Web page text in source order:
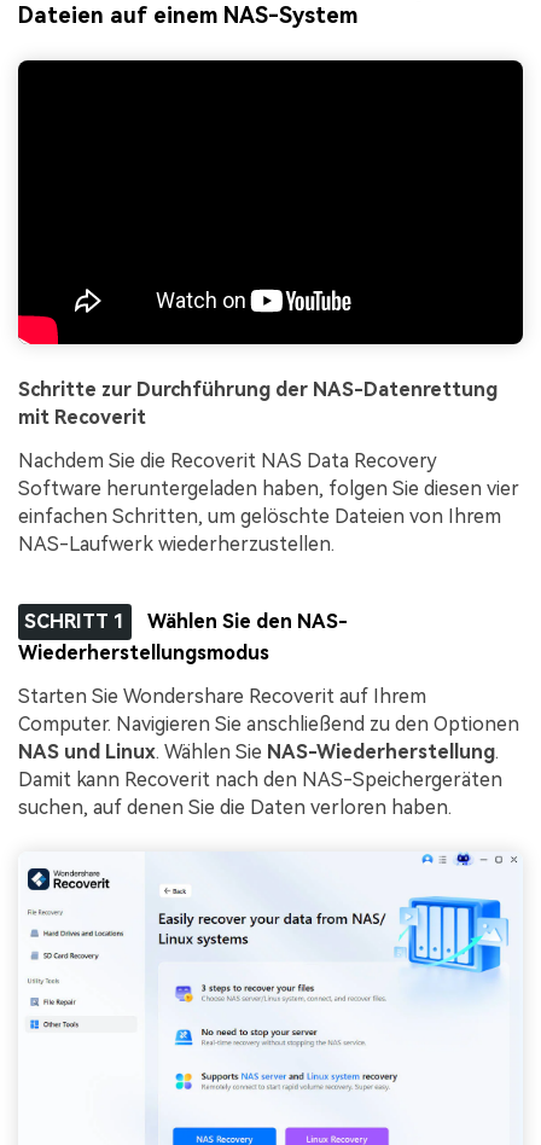
Dateien auf einem NAS-System
Schritte zur Durchführung der NAS-Datenrettung
mit Recoverit
Nachdem Sie die Recoverit NAS Data Recovery
Software heruntergeladen haben, folgen Sie diesen vier
einfachen Schritten, um gelöschte Dateien von Ihrem
NAS-Laufwerk wiederherzustellen.
SCHRITT 1
Wählen Sie den NAS-
Wiederherstellungsmodus
Starten Sie Wondershare Recoverit auf Ihrem
Computer. Navigieren Sie anschließend zu den Optionen
NAS und Linux. Wählen Sie NAS-Wiederherstellung.
Damit kann Recoverit nach den NAS-Speichergeräten
suchen, auf denen Sie die Daten verloren haben.